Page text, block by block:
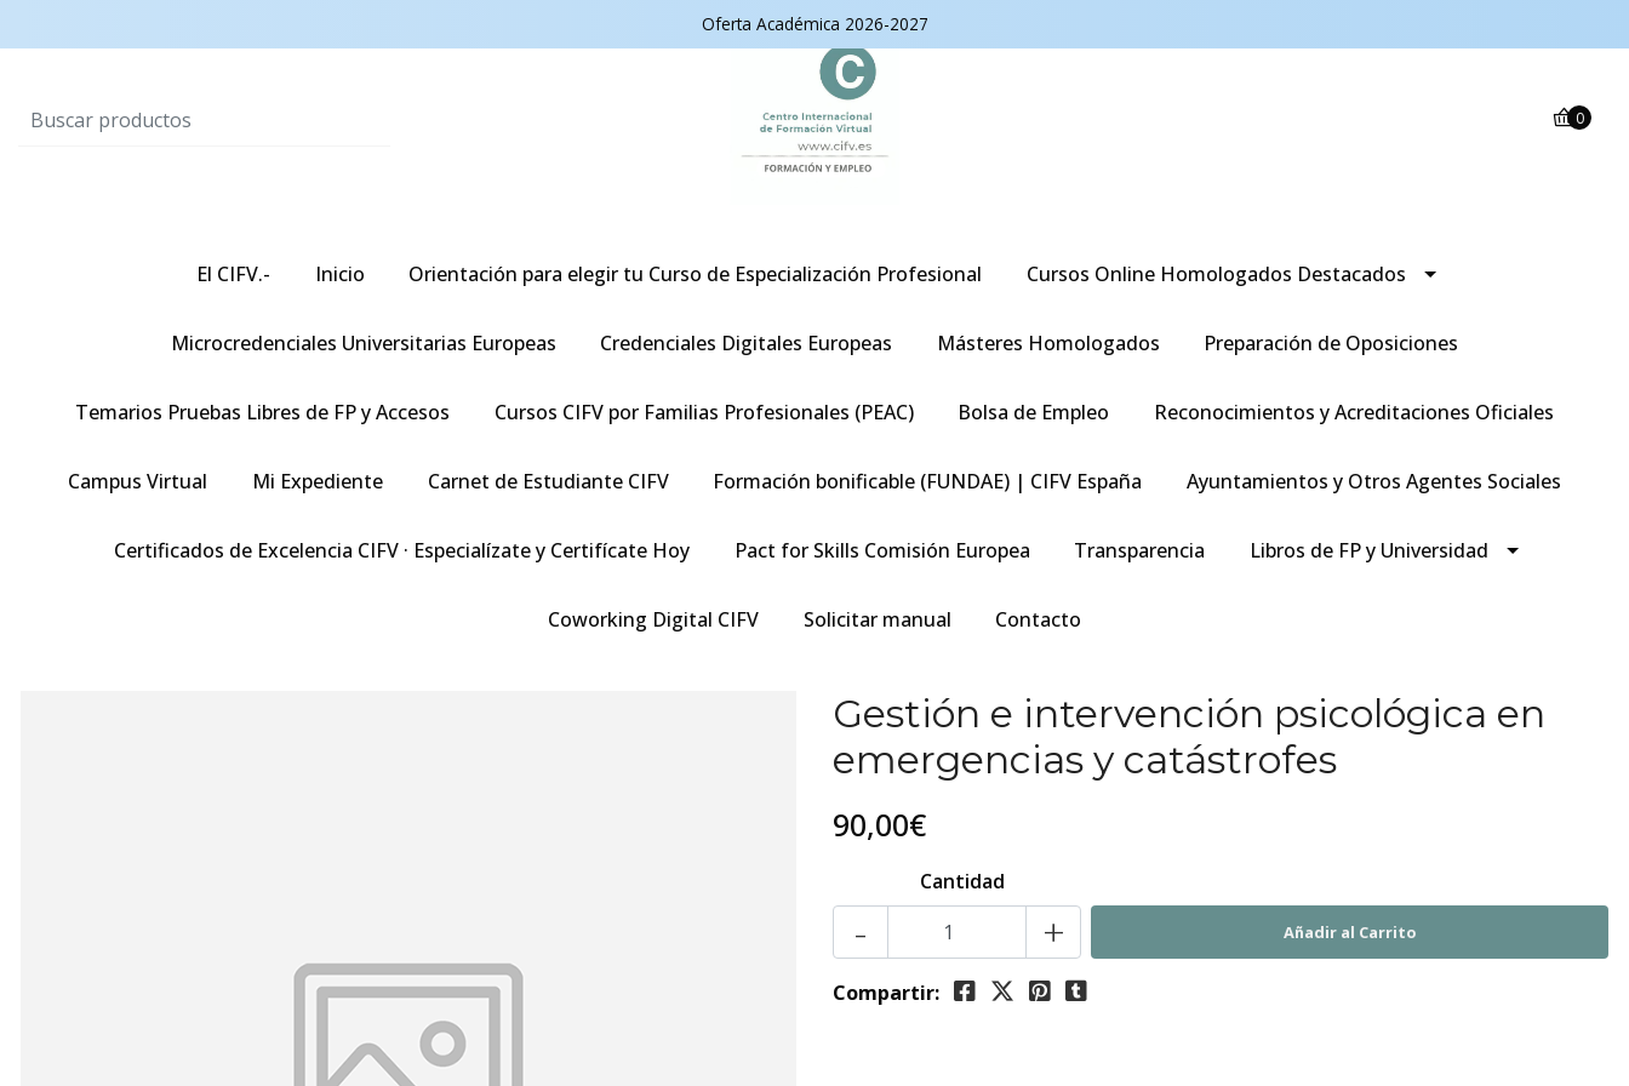
Oferta Académica 2026-2027
0
El CIFV.- Inicio Orientación para elegir tu Curso de Especialización Profesional Cursos Online Homologados Destacados
Microcredenciales Universitarias Europeas Credenciales Digitales Europeas Másteres Homologados Preparación de Oposiciones
Temarios Pruebas Libres de FP y Accesos Cursos CIFV por Familias Profesionales (PEAC) Bolsa de Empleo Reconocimientos y Acreditaciones Oficiales
Campus Virtual Mi Expediente Carnet de Estudiante CIFV Formación bonificable (FUNDAE) | CIFV España Ayuntamientos y Otros Agentes Sociales
Certificados de Excelencia CIFV · Especialízate y Certifícate Hoy Pact for Skills Comisión Europea Transparencia Libros de FP y Universidad
Coworking Digital CIFV Solicitar manual Contacto
Gestión e intervención psicológica en
emergencias y catástrofes
90,00€
Cantidad
- +
Compartir: